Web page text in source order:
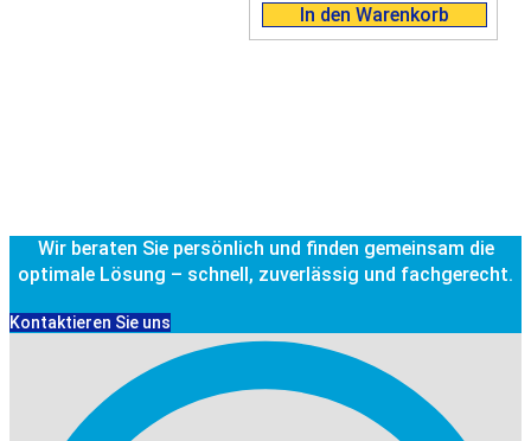
In den Warenkorb
Wir beraten Sie persönlich und finden gemeinsam die
optimale Lösung – schnell, zuverlässig und fachgerecht.
Kontaktieren Sie uns